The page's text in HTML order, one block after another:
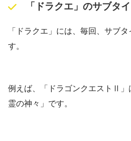
「ドラクエ」のサブタ
「ドラクエ」には、毎回、サブ
す。
例えば、「ドラゴンクエストⅡ」
霊の神々」です。